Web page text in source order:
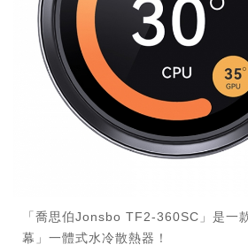
「喬思伯Jonsbo TF2-360SC」是一
幕」一體式水冷散熱器！